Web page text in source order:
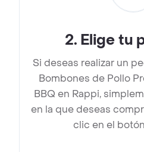
2. Elige tu
Si deseas realizar un
Bombones de Pollo
BBQ en Rappi,
en la que deseas
clic en el botón